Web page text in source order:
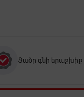
Ցածր գնի երաշխիք